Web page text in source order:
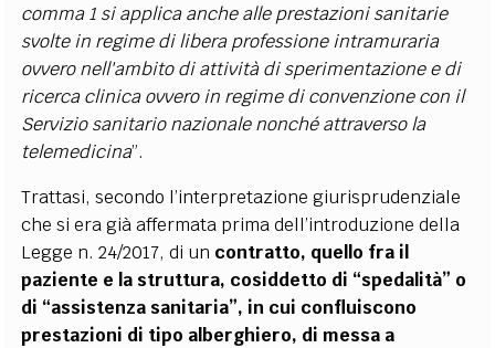
comma 1 si applica anche alle prestazioni sanitarie
svolte in regime di libera professione intramuraria
ovvero nell'ambito di attività di sperimentazione e di
ricerca clinica ovvero in regime di convenzione con il
Servizio sanitario nazionale nonché attraverso la
telemedicina”.
Trattasi, secondo l’interpretazione giurisprudenziale
che si era già affermata prima dell’introduzione della
Legge n. 24/2017, di un contratto, quello fra il
paziente e la struttura, cosiddetto di “spedalità” o
di “assistenza sanitaria”, in cui confluiscono
prestazioni di tipo alberghiero, di messa a